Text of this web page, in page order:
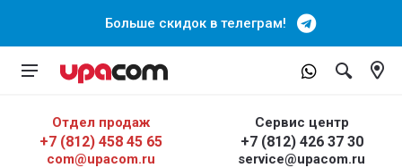
Больше скидок в телеграм!
Отдел продаж
+7 (812) 458 45 65
com@upacom.ru
Сервис центр
+7 (812) 426 37 30
service@upacom.ru